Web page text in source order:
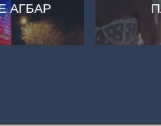
АГБАР